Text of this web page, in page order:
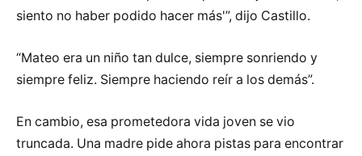
siento no haber podido hacer más'”, dijo Castillo.
“Mateo era un niño tan dulce, siempre sonriendo y
siempre feliz. Siempre haciendo reír a los demás”.
En cambio, esa prometedora vida joven se vio
truncada. Una madre pide ahora pistas para encontrar